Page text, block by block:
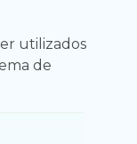
utilizados
de